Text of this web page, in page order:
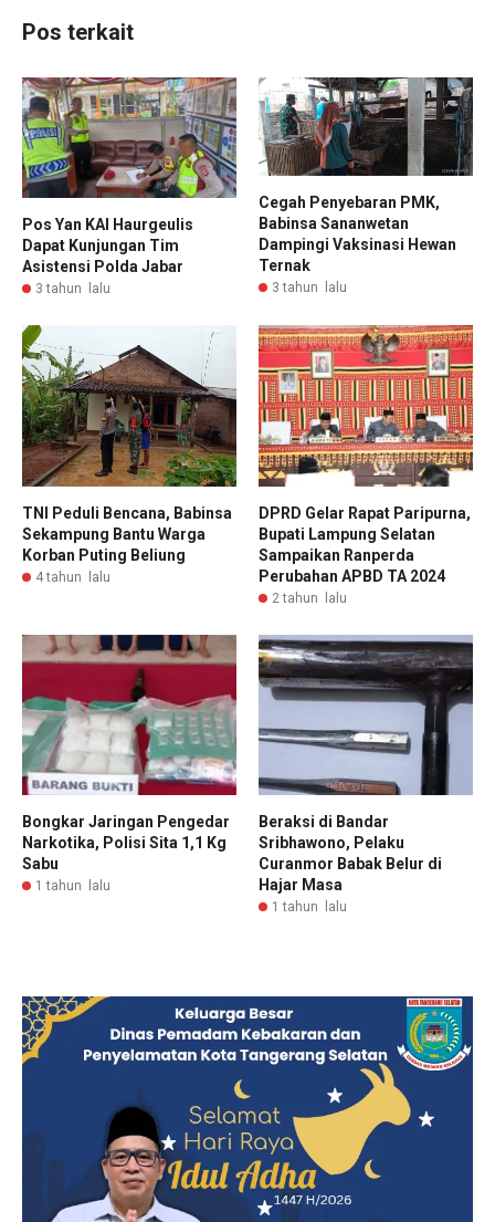
Pos terkait
Pos Yan KAI Haurgeulis
Dapat Kunjungan Tim
Asistensi Polda Jabar
3 tahun lalu
Cegah Penyebaran PMK,
Babinsa Sananwetan
Dampingi Vaksinasi Hewan
Ternak
3 tahun lalu
TNI Peduli Bencana, Babinsa
Sekampung Bantu Warga
Korban Puting Beliung
4 tahun lalu
DPRD Gelar Rapat Paripurna,
Bupati Lampung Selatan
Sampaikan Ranperda
Perubahan APBD TA 2024
2 tahun lalu
Bongkar Jaringan Pengedar
Narkotika, Polisi Sita 1,1 Kg
Sabu
1 tahun lalu
Beraksi di Bandar
Sribhawono, Pelaku
Curanmor Babak Belur di
Hajar Masa
1 tahun lalu